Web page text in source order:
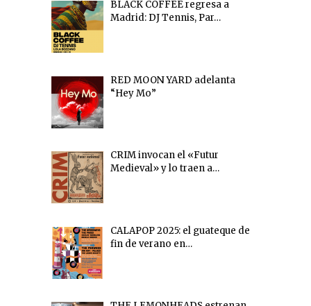
BLACK COFFEE regresa a
Madrid: DJ Tennis, Par…
RED MOON YARD adelanta
“Hey Mo”
CRIM invocan el «Futur
Medieval» y lo traen a…
CALAPOP 2025: el guateque de
fin de verano en…